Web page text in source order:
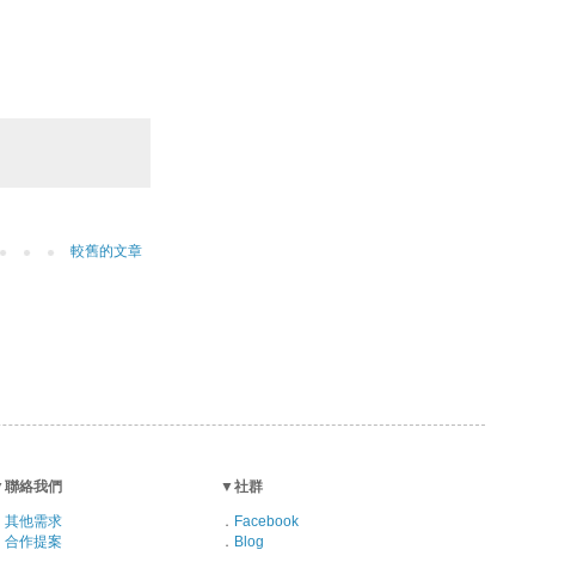
較舊的文章
聯絡我們 ▼社群
其他需求 ． Facebook
合作提案 ． Blog